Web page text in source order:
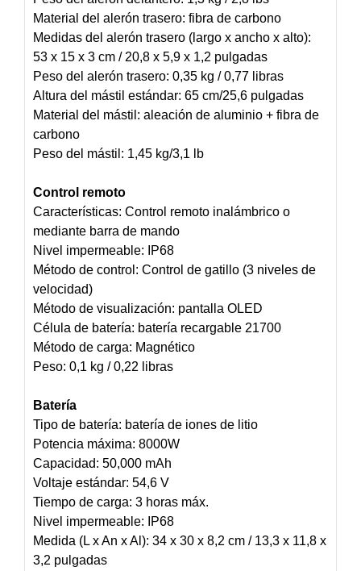
Material del alerón trasero: fibra de carbono
Medidas del alerón trasero (largo x ancho x alto):
53 x 15 x 3 cm / 20,8 x 5,9 x 1,2 pulgadas
Peso del alerón trasero: 0,35 kg / 0,77 libras
Altura del mástil estándar: 65 cm/25,6 pulgadas
Material del mástil: aleación de aluminio + fibra de
carbono
Peso del mástil: 1,45 kg/3,1 lb
Control remoto
Características: Control remoto inalámbrico o
mediante barra de mando
Nivel impermeable: IP68
Método de control: Control de gatillo (3 niveles de
velocidad)
Método de visualización: pantalla OLED
Célula de batería: batería recargable 21700
Método de carga: Magnético
Peso: 0,1 kg / 0,22 libras
Batería
Tipo de batería: batería de iones de litio
Potencia máxima: 8000W
Capacidad: 50,000 mAh
Voltaje estándar: 54,6 V
Tiempo de carga: 3 horas máx.
Nivel impermeable: IP68
Medida (L x An x Al): 34 x 30 x 8,2 cm / 13,3 x 11,8 x
3,2 pulgadas